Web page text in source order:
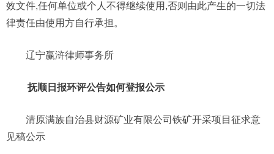
效文件,任何单位或个人不得继续使用,否则由此产生的一切法
律责任由使用方自行承担。
辽宁赢浒律师事务所
抚顺日报环评公告如何登报公示
清原满族自治县财源矿业有限公司铁矿开采项目征求意
见稿公示